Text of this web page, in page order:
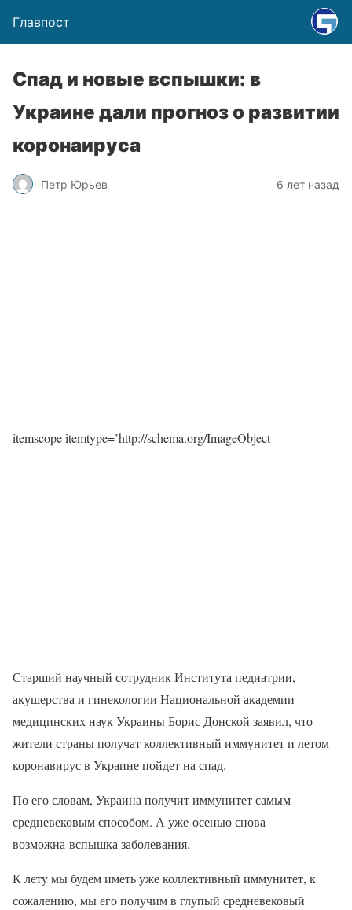
Главпост
Спад и новые вспышки: в
Украине дали прогноз о развитии
коронаируса
Петр Юрьев 6 лет назад
itemscope itemtype=’http://schema.org/ImageObject
Старший научный сотрудник Института педиатрии,
акушерства и гинекологии Национальной академии
медицинских наук Украины Борис Донской заявил, что
жители страны получат коллективный иммунитет и летом
коронавирус в Украине пойдет на спад.
По его словам, Украина получит иммунитет самым
средневековым способом. А уже осенью снова
возможна вспышка заболевания.
К лету мы будем иметь уже коллективный иммунитет, к
сожалению, мы его получим в глупый средневековый